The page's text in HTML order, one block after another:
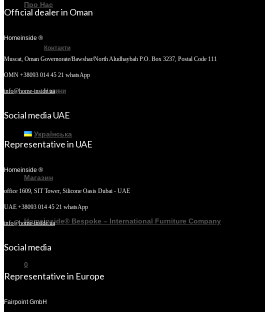
Про Нас
Контакти
Новини
Українська
Магазин
Homeinside® Bespoke – International Furniture Company
0
Official dealer in Oman
Homeinside ®
Muscat, Oman Governorate/Bawshar/North Aludhaybah P.O. Box 3237, Postal Code 111
OMN +38093 014 45 21 whatsApp
info@home-inside.ua
Social media UAE
Representative in UAE
Homeinside ®
office 1609, SIT Tower, Silicone Oasis Dubai - UAE
UAE +38093 014 45 21 whatsApp
info@home-inside.ua
Social media
Representative in Europe
Fairpoint GmbH